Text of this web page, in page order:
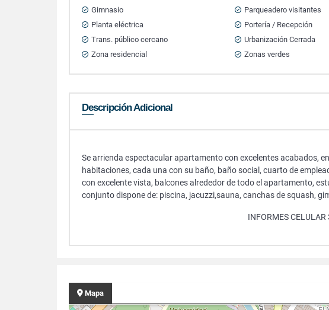
Gimnasio
Parqueadero visitantes
Planta eléctrica
Portería / Recepción
Trans. público cercano
Urbanización Cerrada
Zona residencial
Zonas verdes
Descripción Adicional
Se arrienda espectacular apartamento con excelentes acabados,
habitaciones, cada una con su baño, baño social, cuarto de
con excelente vista, balcones alrededor de todo el apartamento,
conjunto dispone de: piscina, jacuzzi,sauna, canchas de squash,
INFORMES
Mapa